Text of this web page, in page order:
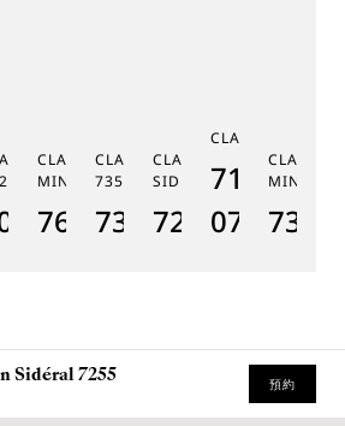
À
7225
9V6
PHASE DE LUNE
0H/9V6
SOUSCRIPTION
28/9W6
CLASSIQUE RÉPÉTITION
MINUTES 7637
7637BB/2Y/9ZU
CLASSIQUE TOURBILLON
7357
7357BH/1H/386
CLASSIQUE
SIDÉRAL 7255
7255PT/2N/
CLASSIQUE 7185
7185BH/
07
Sidéral 7255 預約